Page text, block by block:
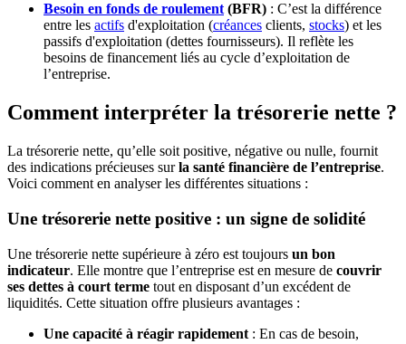
Besoin en fonds de roulement (BFR) : C’est la différence
entre les actifs d'exploitation (créances clients, stocks) et les
passifs d'exploitation (dettes fournisseurs). Il reflète les
besoins de financement liés au cycle d’exploitation de
l’entreprise.
Comment interpréter la trésorerie nette ?
La trésorerie nette, qu’elle soit positive, négative ou nulle, fournit
des indications précieuses surla santé financière de l’entreprise.
Voici comment en analyser les différentes situations :
Une trésorerie nette positive : un signe de solidité
Une trésorerie nette supérieure à zéro est toujours un bon
indicateur. Elle montre que l’entreprise est en mesure de couvrir
ses dettes à court terme tout en disposant d’un excédent de
liquidités. Cette situation offre plusieurs avantages :
Une capacité à réagir rapidement : En cas de besoin,